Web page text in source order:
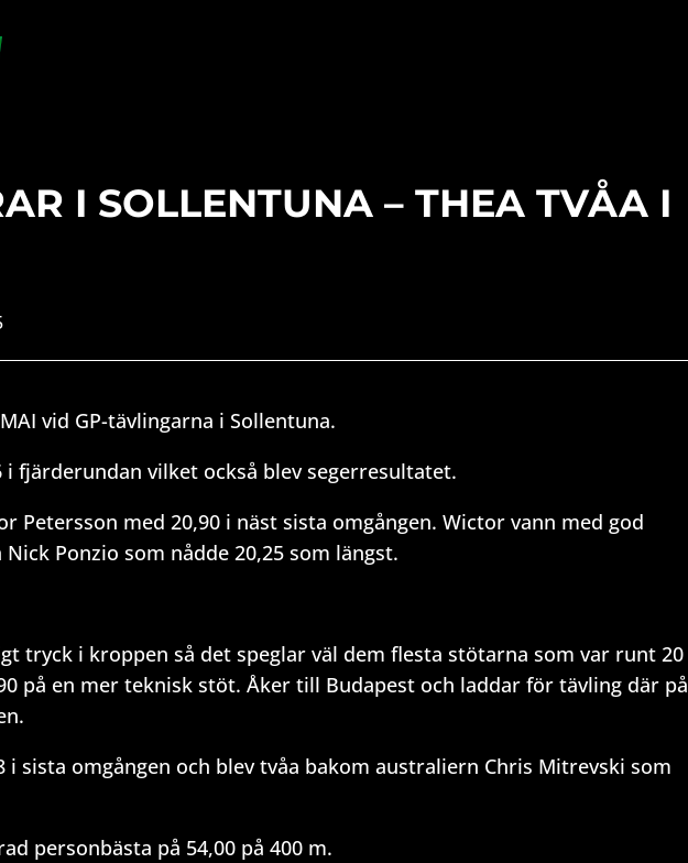
I SOLLENTUNA – THEA TVÅA I
vid GP-tävlingarna i Sollentuna.
i fjärderundan vilket också blev segerresultatet.
Petersson med 20,90 i näst sista omgången. Wictor vann med god
Ponzio som nådde 20,25 som längst.
tryck i kroppen så det speglar väl dem flesta stötarna som var runt 20
på en mer teknisk stöt. Åker till Budapest och laddar för tävling där på
i sista omgången och blev tvåa bakom australiern Chris Mitrevski som
personbästa på 54,00 på 400 m.